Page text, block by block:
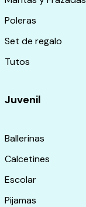
Poleras
Set de regalo
Tutos
Juvenil
Ballerinas
Calcetines
Escolar
Pijamas